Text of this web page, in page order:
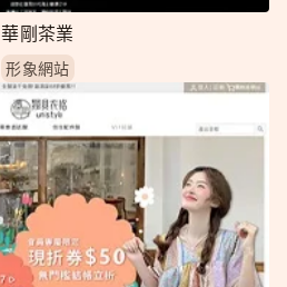
華剛茶業
形象網站